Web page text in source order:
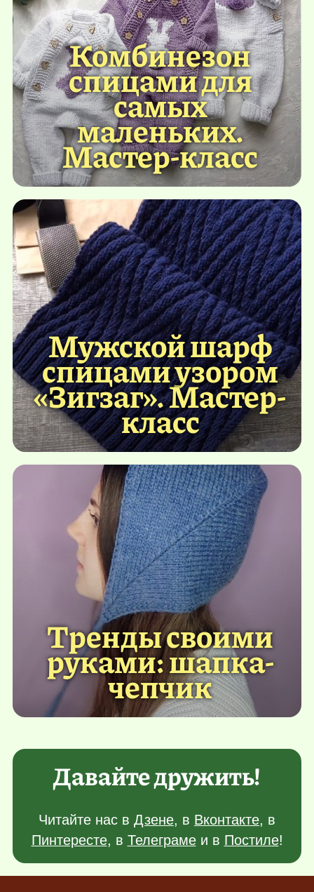
Комбинезон
спицами для
самых
маленьких.
Мастер-класс
Мужской шарф
спицами узором
«Зигзаг». Мастер-
класс
Тренды своими
руками: шапка-
чепчик
Давайте дружить!
Читайте нас в Дзене, в Вконтакте, в
Пинтересте, в Телеграмеи в Постиле!